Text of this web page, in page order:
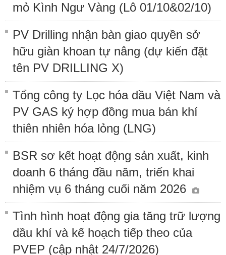
mỏ Kình Ngư Vàng (Lô 01/10&02/10)
PV Drilling nhận bàn giao quyền sở
hữu giàn khoan tự nâng (dự kiến đặt
tên PV DRILLING X)
Tổng công ty Lọc hóa dầu Việt Nam và
PV GAS ký hợp đồng mua bán khí
thiên nhiên hóa lỏng (LNG)
BSR sơ kết hoạt động sản xuất, kinh
doanh 6 tháng đầu năm, triển khai
nhiệm vụ 6 tháng cuối năm 2026
Tình hình hoạt động gia tăng trữ lượng
dầu khí và kế hoạch tiếp theo của
PVEP (cập nhật 24/7/2026)